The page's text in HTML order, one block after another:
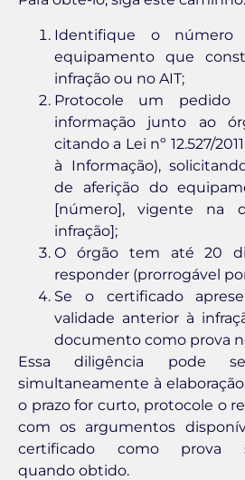
Identifique o
equipamento que
infração ou no AIT;
Protocole um pedido
informação junto ao
citando a Lei nº 12.527/
à Informação),
de aferição do
[número], vigente na
infração];
O órgão tem até 20
responder (prorrogável
Se o certificado
validade anterior à
documento como prova
Essa diligência pode
simultaneamente à
o prazo for curto, protocole o
com os argumentos
certificado como prova
quando obtido.